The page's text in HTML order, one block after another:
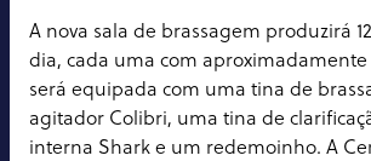
A nova sala de brassagem produzirá
dia, cada uma com aproximadamente
será equipada com uma tina de
agitador Colibri, uma tina de
interna Shark e um redemoinho. A